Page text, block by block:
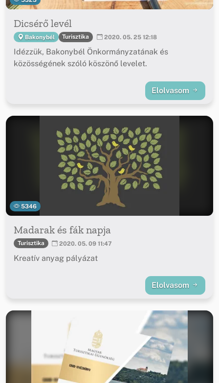
Dicsérő levél
Bakonybél Turisztika 2020. 05. 25 12:18
Idézzük, Bakonybél Önkormányzatának és
közösségének szóló köszönő levelet.
Elolvasom
5346
Madarak és fák napja
Turisztika 2020. 05. 09 11:47
Kreatív anyag pályázat
Elolvasom